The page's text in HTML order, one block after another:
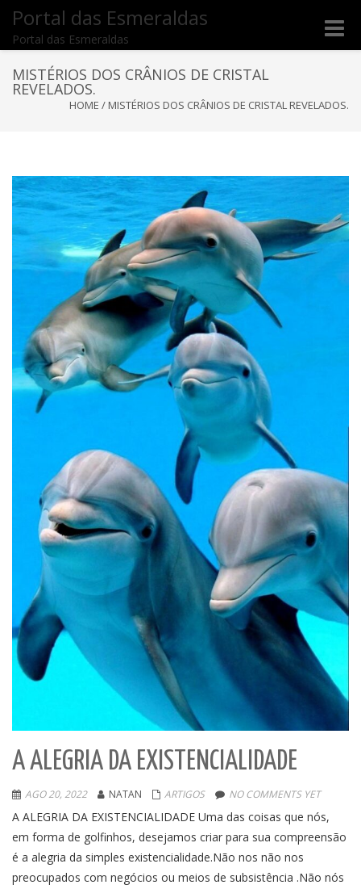
Portal das Esmeraldas
Portal das Esmeraldas
Toggle
MISTÉRIOS DOS CRÂNIOS DE CRISTAL
REVELADOS.
HOME / MISTÉRIOS DOS CRÂNIOS DE CRISTAL REVELADOS.
A ALEGRIA DA EXISTENCIALIDADE
AGO 20, 2022 NATAN ARTIGOS NO COMMENTS YET
A ALEGRIA DA EXISTENCIALIDADE Uma das coisas que nós,
em forma de golfinhos, desejamos criar para sua compreensão
é a alegria da simples existencialidade.Não nos não nos
preocupados com negócios ou meios de subsistência .Não nós